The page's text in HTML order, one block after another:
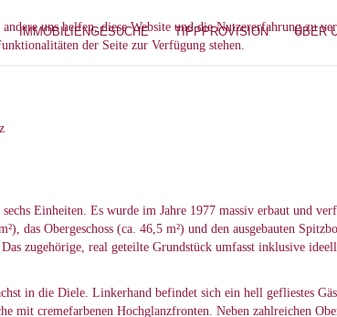
IMMOBILIENGESUCHE TIPPPROVISION ÜBER
Einheiten. Es wurde im Jahre 1977 massiv erbaut und
das Obergeschoss (ca. 46,5 m²) und den ausgebauten
zugehörige, real geteilte Grundstück umfasst inklusive
in die Diele. Linkerhand befindet sich ein hell gefliestes
mit cremefarbenen Hochglanzfronten. Neben zahlreichen
uns helfen, diese Website und die Nutzererfahrung zu
der Seite zur Verfügung stehen.